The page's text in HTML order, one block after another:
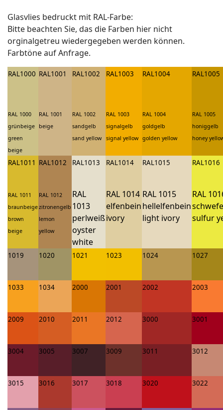
Glasvlies bedruckt mit RAL-Farbe:
Bitte beachten Sie, das die Farben hier nicht
orginalgetreu wiedergegeben werden können.
Farbtöne auf Anfrage.
RAL1000 RAL1001 RAL1002 RAL1003 RAL1004 RAL1005
RAL 1000
grünbeige
green
beige
RAL 1001
beige
RAL 1002
sandgelb
sand yellow
RAL 1003
signalgelb
signal yellow
RAL 1004
goldgelb
golden yellow
RAL 1005
honiggelb
honey
RAL1011 RAL1012 RAL1013 RAL1014 RAL1015 RAL1016
RAL 1011
braunbeige
brown
beige
RAL 1012
zitronengelb
lemon
yellow
RAL
1013
perlweiß
oyster
white
RAL 1014
elfenbein
ivory
RAL 1015
hellelfenbein
light ivory
RAL
sulfur
1019 1020 1021 1023 1024 1027
1033 1034 2000 2001 2002 2003
2009 2010 2011 2012 3000 3001
3004 3005 3007 3009 3011 3012
3015 3016 3017 3018 3020 3022